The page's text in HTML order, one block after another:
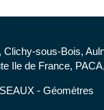
sous-Bois,
Ile de France,
- Géomètres